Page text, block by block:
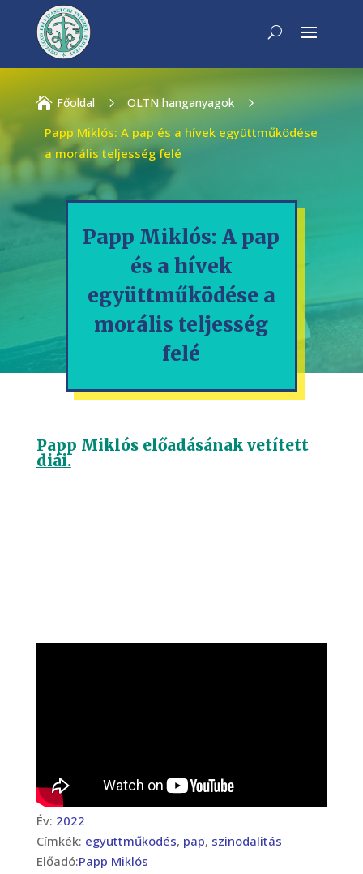
 Főoldal 5 OLTN hanganyagok
5
Papp Miklós: A pap és a hívek együttműködése
a morális teljesség felé
Papp Miklós: A pap
és a hívek
együttműködése a
morális teljesség
felé
Papp Miklós előadásának vetített
diái.
Év: 2022
Címkék: együttműködés, pap, szinodalitás
Előadó:Papp Miklós